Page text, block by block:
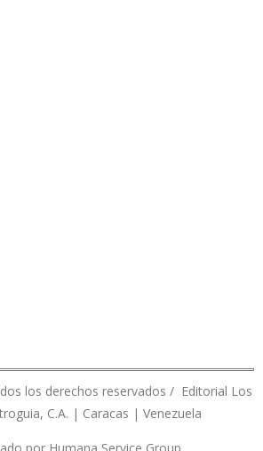
los derechos reservados / Editorial Los
C.A. | Caracas | Venezuela
por Humana Service Group